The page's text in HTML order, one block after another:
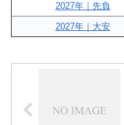
2027年｜先負
2027年｜大安